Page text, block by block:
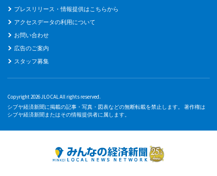
プレスリリース・情報提供はこちらから
アクセスデータの利用について
お問い合わせ
広告のご案内
スタッフ募集
Copyright 2026 JLOCAL All rights reserved.
シブヤ経済新聞に掲載の記事・写真・図表などの無断転載を禁止します。 著作権は
シブヤ経済新聞またはその情報提供者に属します。